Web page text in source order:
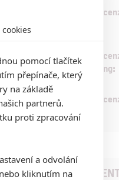
6
8
POSLEDNÍ
pomocí tlačítek
přepínače, který
na základě
partnerů.
proti zpracování
a odvolání
nebo kliknutím na